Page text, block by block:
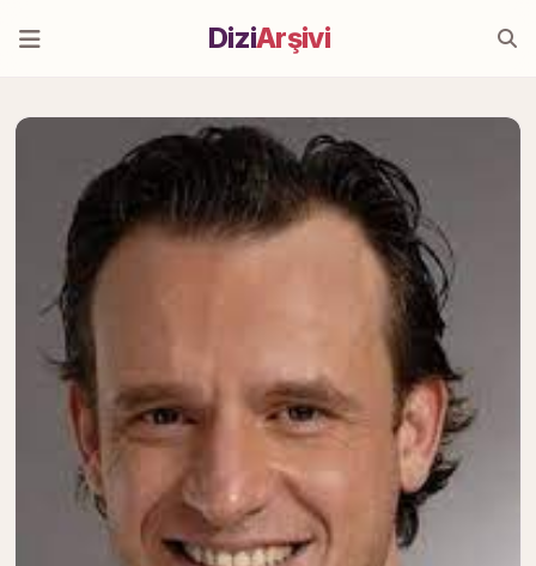
DiziArşivi